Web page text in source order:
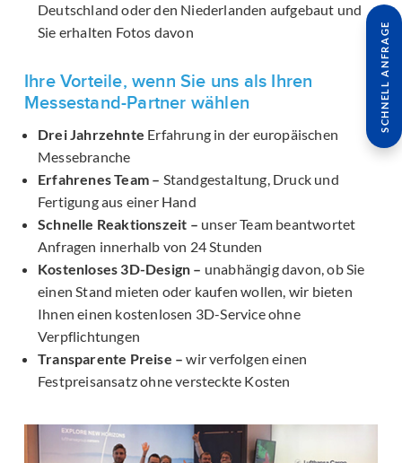
Deutschland oder den Niederlanden aufgebaut und
Sie erhalten Fotos davon
Ihre Vorteile, wenn Sie uns als Ihren
Messestand-Partner wählen
Drei Jahrzehnte Erfahrung in der europäischen
Messebranche
Erfahrenes Team – Standgestaltung, Druck und
Fertigung aus einer Hand
Schnelle Reaktionszeit – unser Team beantwortet
Anfragen innerhalb von 24 Stunden
Kostenloses 3D-Design – unabhängig davon, ob Sie
einen Stand mieten oder kaufen wollen, wir bieten
Ihnen einen kostenlosen 3D-Service ohne
Verpflichtungen
Transparente Preise – wir verfolgen einen
Festpreisansatz ohne versteckte Kosten
SCHNELL ANFRAGE